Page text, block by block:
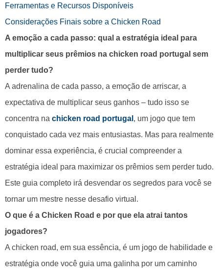
Ferramentas e Recursos Disponíveis
Considerações Finais sobre a Chicken Road
A emoção a cada passo: qual a estratégia ideal para
multiplicar seus prêmios na chicken road portugal sem
perder tudo?
A adrenalina de cada passo, a emoção de arriscar, a
expectativa de multiplicar seus ganhos – tudo isso se
concentra na chicken road portugal , um jogo que tem
conquistado cada vez mais entusiastas. Mas para realmente
dominar essa experiência, é crucial compreender a
estratégia ideal para maximizar os prêmios sem perder tudo.
Este guia completo irá desvendar os segredos para você se
tornar um mestre nesse desafio virtual.
O que é a Chicken Road e por que ela atrai tantos
jogadores?
A chicken road, em sua essência, é um jogo de habilidade e
estratégia onde você guia uma galinha por um caminho